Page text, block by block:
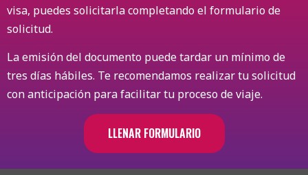
visa, puedes solicitarla completando el formulario de
solicitud.
La emisión del documento puede tardar un mínimo de
tres días hábiles. Te recomendamos realizar tu solicitud
con anticipación para facilitar tu proceso de viaje.
LLENAR FORMULARIO